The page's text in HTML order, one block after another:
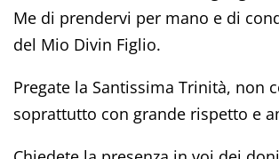
Me di prendervi per mano e di
del Mio Divin Figlio.
Pregate la Santissima Trinità, non
soprattutto con grande rispetto e